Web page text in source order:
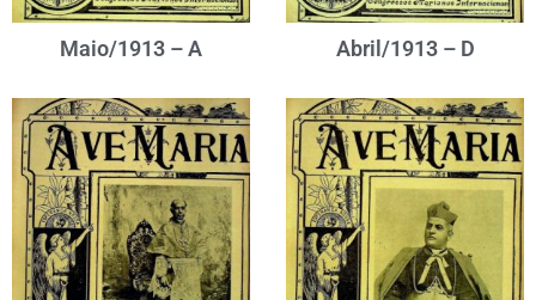
Maio/1913 – A Abril/1913 – D